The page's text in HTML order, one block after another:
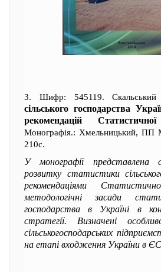
3. Шифр: 545119.
сільського господарства
рекомендацій
Монографія.: Хмельницький, ПП
210с.
У монографії представлена
розвитку статистики
рекомендаціями
методологічні засади
господарства в Україні в
стратегії. Визначені
сільськогосподарських
на етапі входження України в